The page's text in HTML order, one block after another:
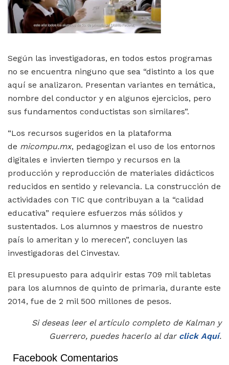
Según las investigadoras, en todos estos programas
no se encuentra ninguno que sea “distinto a los que
aquí se analizaron. Presentan variantes en temática,
nombre del conductor y en algunos ejercicios, pero
sus fundamentos conductistas son similares”.
“Los recursos sugeridos en la plataforma
de micompu.mx, pedagogizan el uso de los entornos
digitales e invierten tiempo y recursos en la
producción y reproducción de materiales didácticos
reducidos en sentido y relevancia. La construcción de
actividades con TIC que contribuyan a la “calidad
educativa” requiere esfuerzos más sólidos y
sustentados. Los alumnos y maestros de nuestro
país lo ameritan y lo merecen”, concluyen las
investigadoras del Cinvestav.
El presupuesto para adquirir estas 709 mil tabletas
para los alumnos de quinto de primaria, durante este
2014, fue de 2 mil 500 millones de pesos.
Si deseas leer el artículo completo de Kalman y
Guerrero, puedes hacerlo al dar click Aquí.
Facebook Comentarios